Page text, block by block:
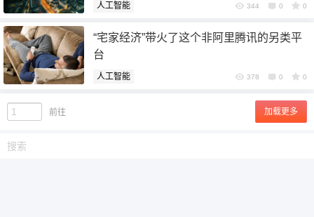
人工智能 344 0 0
“宅家经济”带火了这个非阿里腾讯的另类平
台
人工智能 378 0 0
前往 加载更多